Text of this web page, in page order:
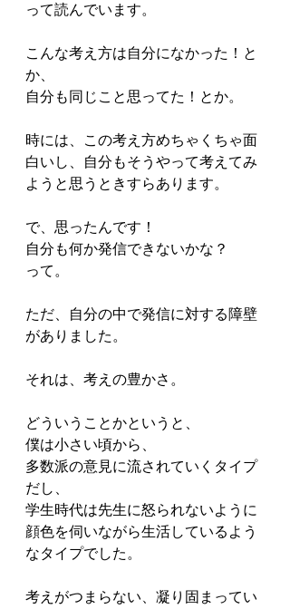
って読んでいます。
こんな考え方は自分になかった！と
か、
自分も同じこと思ってた！とか。
時には、この考え方めちゃくちゃ面
白いし、自分もそうやって考えてみ
ようと思うときすらあります。
で、思ったんです！
自分も何か発信できないかな？
って。
ただ、自分の中で発信に対する障壁
がありました。
それは、考えの豊かさ。
どういうことかというと、
僕は小さい頃から、
多数派の意見に流されていくタイプ
だし、
学生時代は先生に怒られないように
顔色を伺いながら生活しているよう
なタイプでした。
考えがつまらない、凝り固まってい